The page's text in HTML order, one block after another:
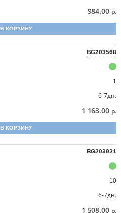
984.00 р.
В КОРЗИНУ
BG203568
1
6-7дн.
1 163.00 р.
В КОРЗИНУ
BG203921
10
6-7дн.
1 508.00 р.